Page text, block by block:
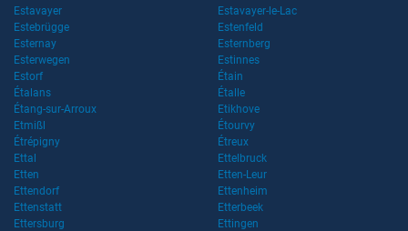
Estavayer
Estavayer-le-Lac
Estebrügge
Estenfeld
Esternay
Esternberg
Esterwegen
Estinnes
Estorf
Étain
Étalans
Étalle
Étang-sur-Arroux
Etikhove
Etmißl
Étourvy
Étrépigny
Étreux
Ettal
Ettelbruck
Etten
Etten-Leur
Ettendorf
Ettenheim
Ettenstatt
Etterbeek
Ettersburg
Ettingen